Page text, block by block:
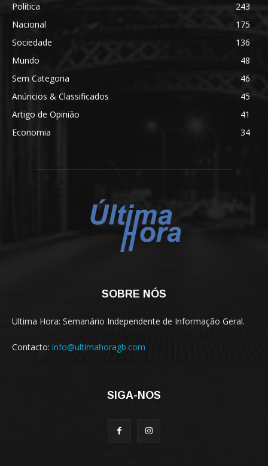
Política
243
Nacional
175
Sociedade
136
Mundo
48
Sem Categoria
46
Anúncios & Classificados
45
Artigo de Opinião
41
Economia
34
SOBRE NÓS
Ultima Hora: Semanário Independente de Informação Geral.
Contacto: info@ultimahoragb.com
SIGA-NOS